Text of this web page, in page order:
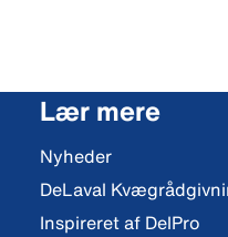
Lær mere
Nyheder
DeLaval
Inspireret af DelPro